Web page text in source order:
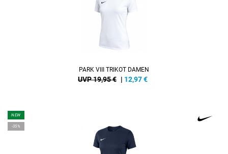
PARK VIII TRIKOT DAMEN
UVP 19,95 € | 12,97€
NEW
-35%